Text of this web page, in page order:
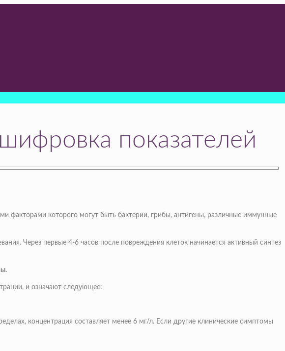
показателей
факторами которого могут быть бактерии, грибы, антигены, различные иммунные
Через первые 4-6 часов после повреждения клеток начинается активный синтез
и означают следующее:
концентрация составляет менее 6 мг/л. Если другие клинические симптомы